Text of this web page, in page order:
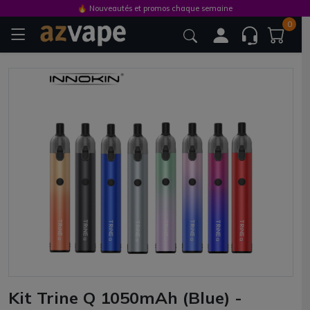
0
Kit Trine Q 1050mAh (Blue) -
🔥 Nouveautés et promos chaque semaine